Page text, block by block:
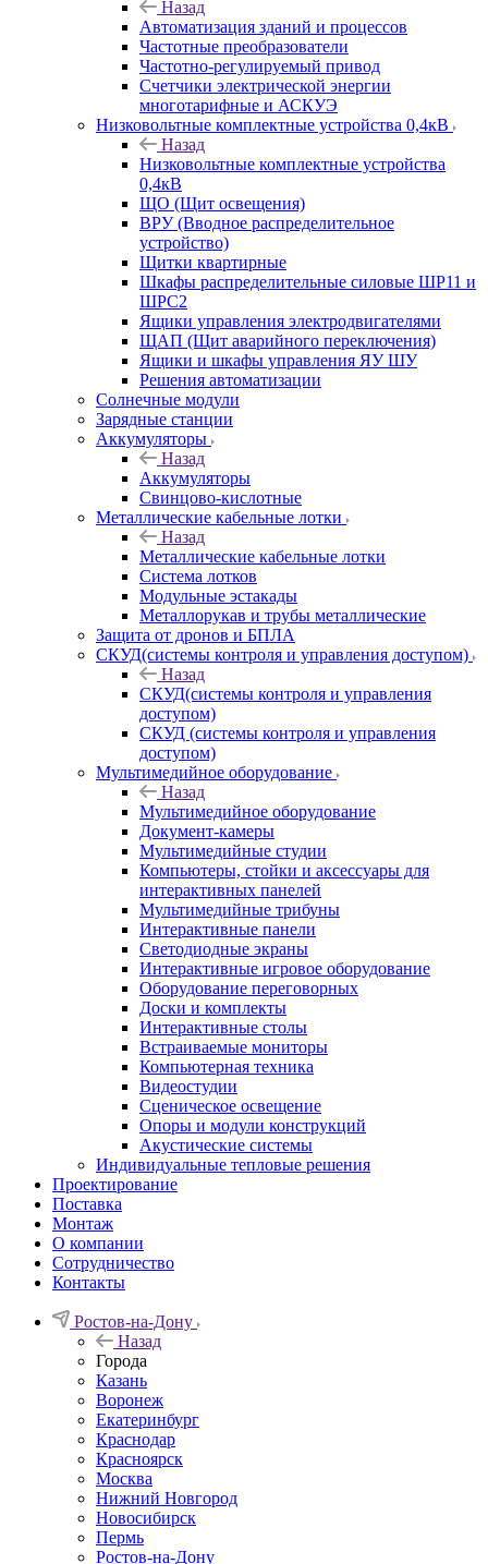
Назад
Автоматизация зданий и процессов
Частотные преобразователи
Частотно-регулируемый привод
Счетчики электрической энергии
многотарифные и АСКУЭ
Низковольтные комплектные устройства 0,4кВ
Назад
Низковольтные комплектные устройства
0,4кВ
ЩО (Щит освещения)
ВРУ (Вводное распределительное
устройство)
Щитки квартирные
Шкафы распределительные силовые ШР11 и
ШРС2
Ящики управления электродвигателями
ЩАП (Щит аварийного переключения)
Ящики и шкафы управления ЯУ ШУ
Решения автоматизации
Солнечные модули
Зарядные станции
Аккумуляторы
Назад
Аккумуляторы
Свинцово-кислотные
Металлические кабельные лотки
Назад
Металлические кабельные лотки
Система лотков
Модульные эстакады
Металлорукав и трубы металлические
Защита от дронов и БПЛА
СКУД(системы контроля и управления доступом)
Назад
СКУД(системы контроля и управления
доступом)
СКУД (системы контроля и управления
доступом)
Мультимедийное оборудование
Назад
Мультимедийное оборудование
Документ-камеры
Мультимедийные студии
Компьютеры, стойки и аксессуары для
интерактивных панелей
Мультимедийные трибуны
Интерактивные панели
Светодиодные экраны
Интерактивные игровое оборудование
Оборудование переговорных
Доски и комплекты
Интерактивные столы
Встраиваемые мониторы
Компьютерная техника
Видеостудии
Cценическое освещение
Опоры и модули конструкций
Акустические системы
Индивидуальные тепловые решения
Проектирование
Поставка
Монтаж
О компании
Сотрудничество
Контакты
Ростов-на-Дону
Назад
Города
Казань
Воронеж
Екатеринбург
Краснодар
Красноярск
Москва
Нижний Новгород
Новосибирск
Пермь
Ростов-на-Дону